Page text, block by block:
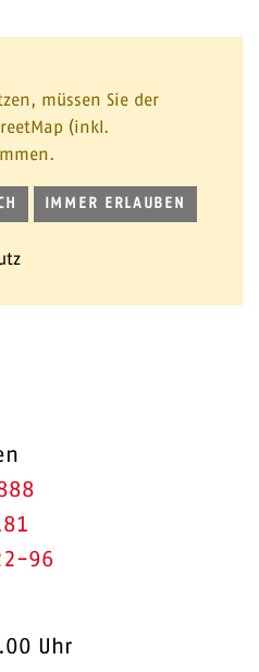
müssen Sie der
(inkl.
IMMER ERLAUBEN
96
Uhr